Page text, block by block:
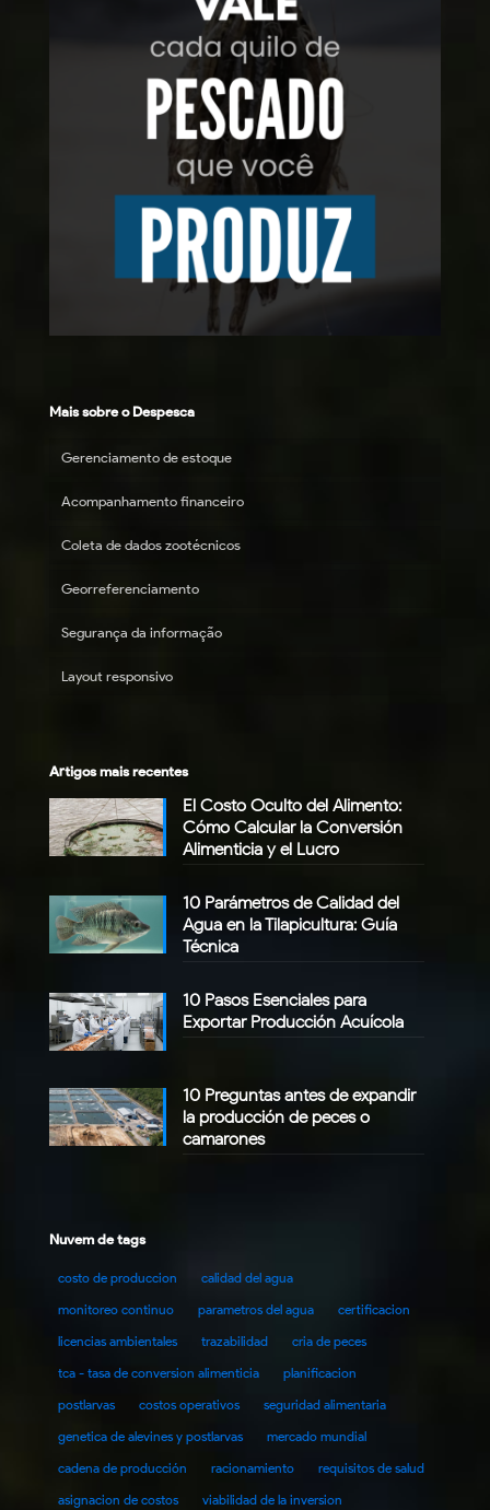
Mais sobre o Despesca
Gerenciamento de estoque
Acompanhamento financeiro
Coleta de dados zootécnicos
Georreferenciamento
Segurança da informação
Layout responsivo
Artigos mais recentes
El Costo Oculto del Alimento:
Cómo Calcular la Conversión
Alimenticia y el Lucro
10 Parámetros de Calidad del
Agua en la Tilapicultura: Guía
Técnica
10 Pasos Esenciales para
Exportar Producción Acuícola
10 Preguntas antes de expandir
la producción de peces o
camarones
Nuvem de tags
costo de produccion
calidad del agua
monitoreo continuo
parametros del agua
certificacion
licencias ambientales
trazabilidad
cria de peces
tca - tasa de conversion alimenticia
planificacion
postlarvas
costos operativos
seguridad alimentaria
genetica de alevines y postlarvas
mercado mundial
cadena de producción
racionamiento
requisitos de salud
asignacion de costos
viabilidad de la inversion